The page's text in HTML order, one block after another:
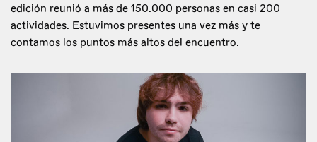
edición reunió a más de 150.000 personas en casi 200
actividades. Estuvimos presentes una vez más y te
contamos los puntos más altos del encuentro.